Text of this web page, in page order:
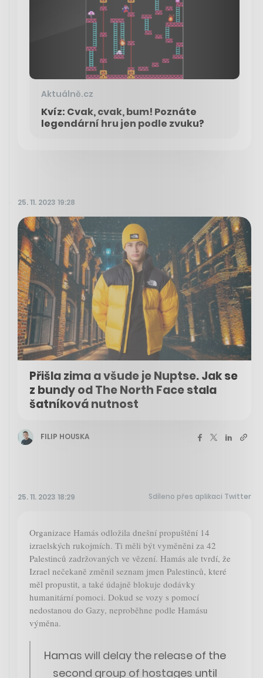
Aktuálně.cz
Kvíz: Cvak, cvak, bum! Poznáte
legendární hru jen podle zvuku?
25. 11. 2023 19:28
Přišla zima a všude je Nuptse. Jak se
z bundy od The North Face stala
šatníková nutnost
FILIP HOUSKA
25. 11. 2023 18:29 Sdíleno přes aplikaci Twitter
Organizace Hamás odložila dnešní propuštění 14
izraelských rukojmích. Ti měli být vyměněni za 42
Palestinců zadržovaných ve vězení. Hamás ale tvrdí, že
Izrael nečekaně změnil seznam jmen Palestinců, které
měl propustit, a také údajně blokuje dodávky
humanitární pomoci. Dokud se vozy s pomocí
nedostanou do Gazy, neproběhne podle Hamásu
výměna.
Hamas will delay the release of the
second group of hostages until